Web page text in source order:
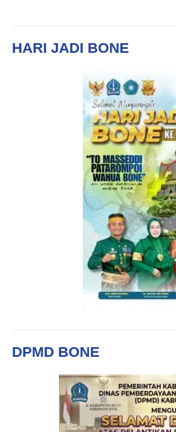
HARI JADI BONE
DPMD BONE